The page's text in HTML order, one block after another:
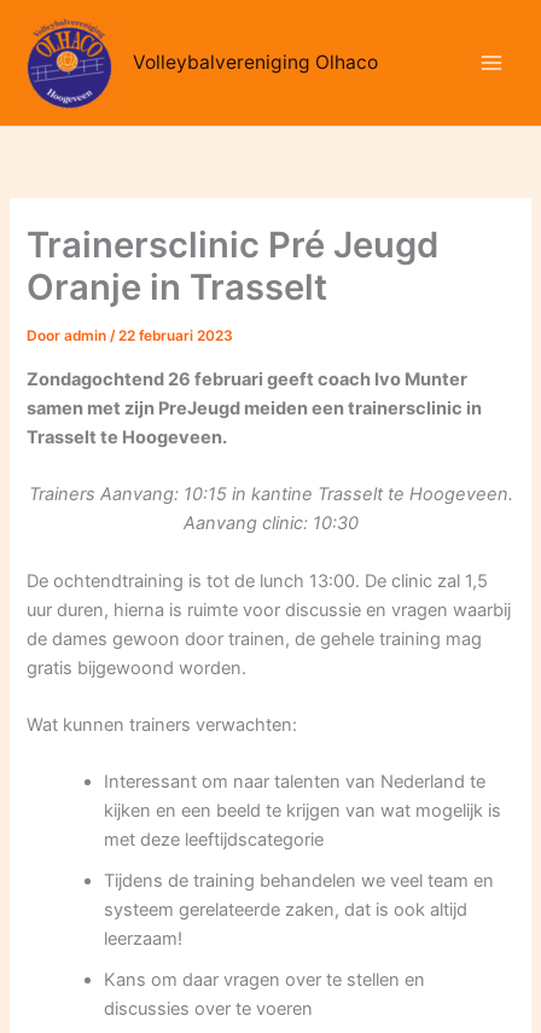
naar
inhoud
Volleybalvereniging Olhaco
Trainersclinic Pré Jeugd
Oranje in Trasselt
Dooradmin/22 februari 2023
Zondagochtend 26 februari geeft coach Ivo Munter
samen met zijn PreJeugd meiden een trainersclinic in
Trasselt te Hoogeveen.
Trainers Aanvang: 10:15 in kantine Trasselt te Hoogeveen.
Aanvang clinic: 10:30
De ochtendtraining is tot de lunch 13:00. De clinic zal 1,5
uur duren, hierna is ruimte voor discussie en vragen waarbij
de dames gewoon door trainen, de gehele training mag
gratis bijgewoond worden.
Wat kunnen trainers verwachten:
Interessant om naar talenten van Nederland te
kijken en een beeld te krijgen van wat mogelijk is
met deze leeftijdscategorie
Tijdens de training behandelen we veel team en
systeem gerelateerde zaken, dat is ook altijd
leerzaam!
Kans om daar vragen over te stellen en
discussies over te voeren